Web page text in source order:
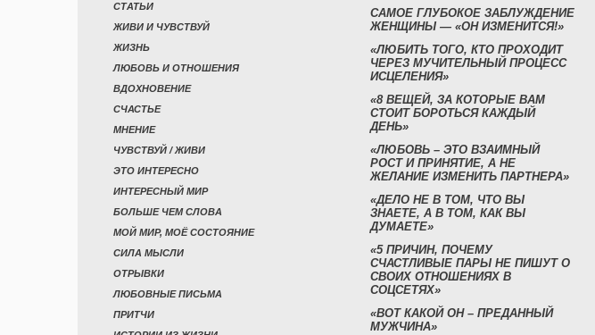
СТАТЬИ
ЖИВИ И ЧУВСТВУЙ
ЖИЗНЬ
ЛЮБОВЬ И ОТНОШЕНИЯ
ВДОХНОВЕНИЕ
СЧАСТЬЕ
МНЕНИЕ
ЧУВСТВУЙ / ЖИВИ
ЭТО ИНТЕРЕСНО
ИНТЕРЕСНЫЙ МИР
БОЛЬШЕ ЧЕМ СЛОВА
МОЙ МИР, МОЁ СОСТОЯНИЕ
СИЛА МЫСЛИ
ОТРЫВКИ
ЛЮБОВНЫЕ ПИСЬМА
ПРИТЧИ
САМОЕ ГЛУБОКОЕ ЗАБЛУЖДЕНИЕ
ЖЕНЩИНЫ — «ОН ИЗМЕНИТСЯ!»
«ЛЮБИТЬ ТОГО, КТО ПРОХОДИТ
ЧЕРЕЗ МУЧИТЕЛЬНЫЙ ПРОЦЕСС
ИСЦЕЛЕНИЯ»
«8 ВЕЩЕЙ, ЗА КОТОРЫЕ ВАМ
СТОИТ БОРОТЬСЯ КАЖДЫЙ
ДЕНЬ»
«ЛЮБОВЬ – ЭТО ВЗАИМНЫЙ
РОСТ И ПРИНЯТИЕ, А НЕ
ЖЕЛАНИЕ ИЗМЕНИТЬ ПАРТНЕРА»
«ДЕЛО НЕ В ТОМ, ЧТО ВЫ
ЗНАЕТЕ, А В ТОМ, КАК ВЫ
ДУМАЕТЕ»
«5 ПРИЧИН, ПОЧЕМУ
СЧАСТЛИВЫЕ ПАРЫ НЕ ПИШУТ О
СВОИХ ОТНОШЕНИЯХ В
СОЦСЕТЯХ»
«ВОТ КАКОЙ ОН – ПРЕДАННЫЙ
МУЖЧИНА»